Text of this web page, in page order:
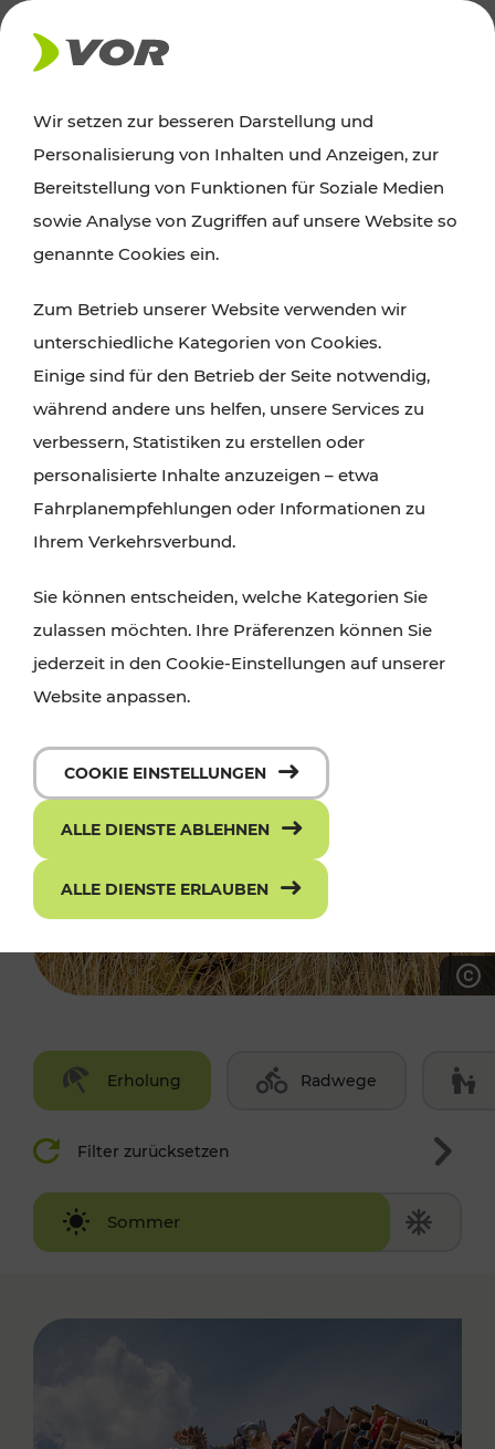
AKTUELLES
Ausflugstipps
Wien, Niederösterreich und das Burgenland
Wanderungen, Kultur und Gastronomie,
Radtouren oder purer Naturgenuss – viele
Attraktionen sind mit den Ticket- und Fahrplan-
Angeboten des VOR gut und schnell erreichbar.
Erholung Radwege
Filter zurücksetzen
Sommer
Winter
Wir setzen zur besseren Darstellung und
Personalisierung von Inhalten und Anzeigen, zur
Bereitstellung von Funktionen für Soziale Medien
sowie Analyse von Zugriffen auf unsere Website so
genannte Cookies ein.
Zum Betrieb unserer Website verwenden wir
unterschiedliche Kategorien von Cookies.
Einige sind für den Betrieb der Seite notwendig,
während andere uns helfen, unsere Services zu
verbessern, Statistiken zu erstellen oder
personalisierte Inhalte anzuzeigen – etwa
Fahrplanempfehlungen oder Informationen zu
Ihrem Verkehrsverbund.
Sie können entscheiden, welche Kategorien Sie
zulassen möchten. Ihre Präferenzen können Sie
jederzeit in den Cookie-Einstellungen auf unserer
Website anpassen.
COOKIE EINSTELLUNGEN
ALLE DIENSTE ABLEHNEN
ALLE DIENSTE ERLAUBEN